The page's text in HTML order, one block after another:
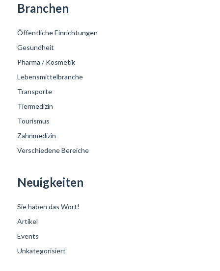
Branchen
Öffentliche Einrichtungen
Gesundheit
Pharma / Kosmetik
Lebensmittelbranche
Transporte
Tiermedizin
Tourismus
Zahnmedizin
Verschiedene Bereiche
Neuigkeiten
Sie haben das Wort!
Artikel
Events
Unkategorisiert